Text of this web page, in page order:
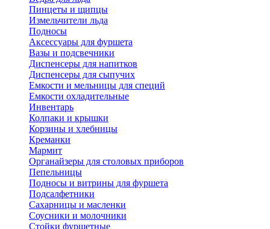
Пинцеты и щипцы
Измельчители льда
Подносы
Аксессуары для фуршета
Вазы и подсвечники
Диспенсеры для напитков
Диспенсеры для сыпучих
Емкости и мельницы для специй
Емкости охладительные
Инвентарь
Колпаки и крышки
Корзины и хлебницы
Креманки
Мармит
Органайзеры для столовых приборов
Пепельницы
Подносы и витрины для фуршета
Подсалфетники
Сахарницы и масленки
Соусники и молочники
Стойки фуршетные